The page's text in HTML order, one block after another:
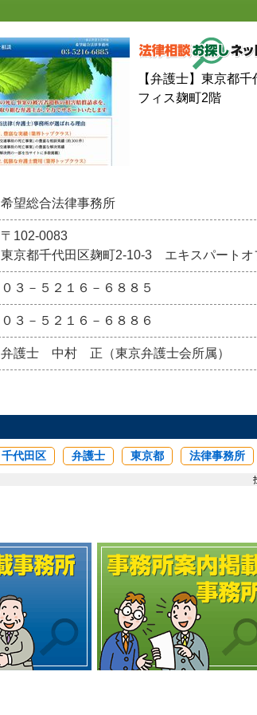
【弁護士】東京都
フィス麹町2階
希望総合法律事務所
〒102-0083
東京都千代田区麹町2-10-3 エキスパートオ
０３－５２１６－６８８５
０３－５２１６－６８８６
弁護士 中村 正（東京弁護士会所属）
千代田区 弁護士 東京都 法律事務所